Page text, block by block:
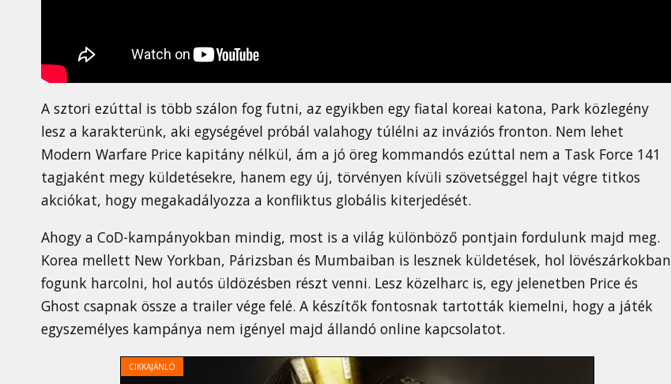
A sztori ezúttal is több szálon fog futni, az egyikben egy fiatal koreai katona, Park közlegény
lesz a karakterünk, aki egységével próbál valahogy túlélni az inváziós fronton. Nem lehet
Modern Warfare Price kapitány nélkül, ám a jó öreg kommandós ezúttal nem a Task Force 141
tagjaként megy küldetésekre, hanem egy új, törvényen kívüli szövetséggel hajt végre titkos
akciókat, hogy megakadályozza a konfliktus globális kiterjedését.
Ahogy a CoD-kampányokban mindig, most is a világ különböző pontjain fordulunk majd meg.
Korea mellett New Yorkban, Párizsban és Mumbaiban is lesznek küldetések, hol lövészárkokban
fogunk harcolni, hol autós üldözésben részt venni. Lesz közelharc is, egy jelenetben Price és
Ghost csapnak össze a trailer vége felé. A készítők fontosnak tartották kiemelni, hogy a játék
egyszemélyes kampánya nem igényel majd állandó online kapcsolatot.
CIKKAJÁNLÓ